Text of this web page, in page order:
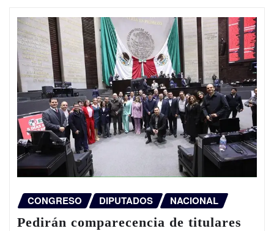
CONGRESO DIPUTADOS NACIONAL
Pedirán comparecencia de titulares